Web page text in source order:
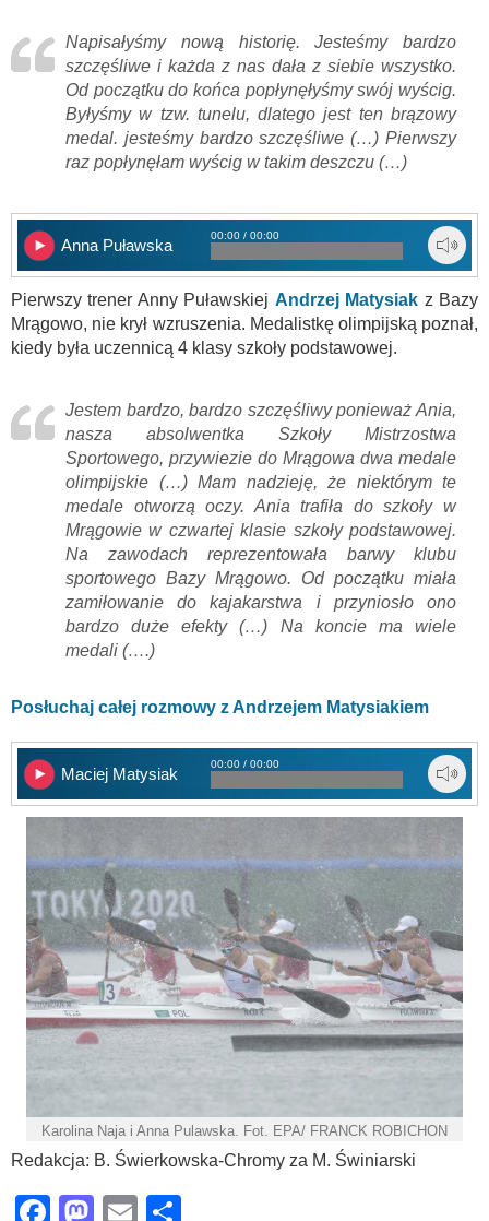
Napisałyśmy nową historię. Jesteśmy bardzo
szczęśliwe i każda z nas dała z siebie wszystko.
Od początku do końca popłynęłyśmy swój wyścig.
Byłyśmy w tzw. tunelu, dlatego jest ten brązowy
medal. jesteśmy bardzo szczęśliwe (…) Pierwszy
raz popłynęłam wyścig w takim deszczu (…)
Anna Puławska
00:00 / 00:00
Pierwszy trener Anny Puławskiej Andrzej Matysiak z Bazy
Mrągowo, nie krył wzruszenia. Medalistkę olimpijską poznał,
kiedy była uczennicą 4 klasy szkoły podstawowej.
Jestem bardzo, bardzo szczęśliwy ponieważ Ania,
nasza absolwentka Szkoły Mistrzostwa
Sportowego, przywiezie do Mrągowa dwa medale
olimpijskie (…) Mam nadzieję, że niektórym te
medale otworzą oczy. Ania trafiła do szkoły w
Mrągowie w czwartej klasie szkoły podstawowej.
Na zawodach reprezentowała barwy klubu
sportowego Bazy Mrągowo. Od początku miała
zamiłowanie do kajakarstwa i przyniosło ono
bardzo duże efekty (…) Na koncie ma wiele
medali (….)
Posłuchaj całej rozmowy z Andrzejem Matysiakiem
Maciej Matysiak
00:00 / 00:00
Karolina Naja i Anna Pulawska. Fot. EPA/ FRANCK ROBICHON
Redakcja: B. Świerkowska-Chromy za M. Świniarski
Facebook
Mastodon
Email